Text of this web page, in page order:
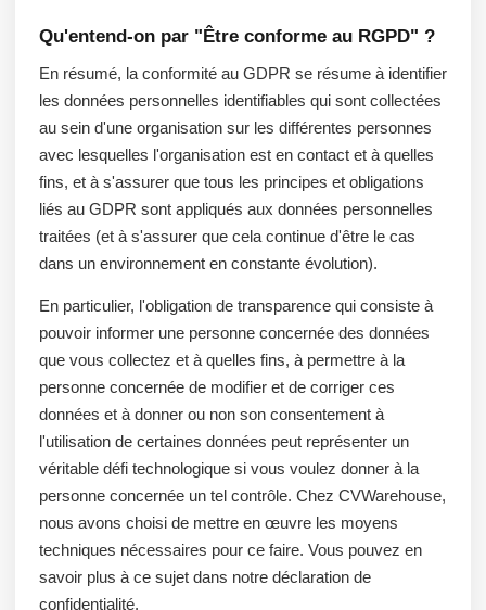
Qu'entend-on par "Être conforme au RGPD" ?
En résumé, la conformité au GDPR se résume à identifier
les données personnelles identifiables qui sont collectées
au sein d'une organisation sur les différentes personnes
avec lesquelles l'organisation est en contact et à quelles
fins, et à s'assurer que tous les principes et obligations
liés au GDPR sont appliqués aux données personnelles
traitées (et à s'assurer que cela continue d'être le cas
dans un environnement en constante évolution).
En particulier, l'obligation de transparence qui consiste à
pouvoir informer une personne concernée des données
que vous collectez et à quelles fins, à permettre à la
personne concernée de modifier et de corriger ces
données et à donner ou non son consentement à
l'utilisation de certaines données peut représenter un
véritable défi technologique si vous voulez donner à la
personne concernée un tel contrôle. Chez CVWarehouse,
nous avons choisi de mettre en œuvre les moyens
techniques nécessaires pour ce faire. Vous pouvez en
savoir plus à ce sujet dans notre déclaration de
confidentialité.